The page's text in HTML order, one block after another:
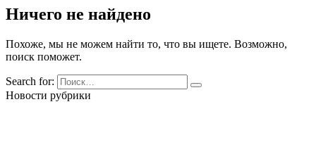
Ничего не найдено
Похоже, мы не можем найти то, что вы ищете. Возможно,
поиск поможет.
Search for:
Новости рубрики